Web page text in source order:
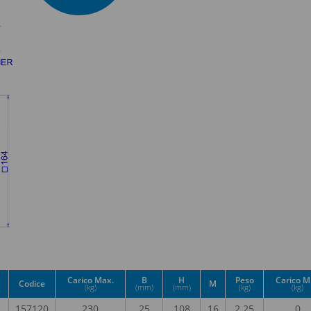
Codice Carico Max.
(kg)
B
(mm)
H
(mm) M Peso
(kg)
Carico
(kg)